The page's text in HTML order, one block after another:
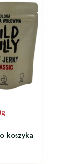
koszyka